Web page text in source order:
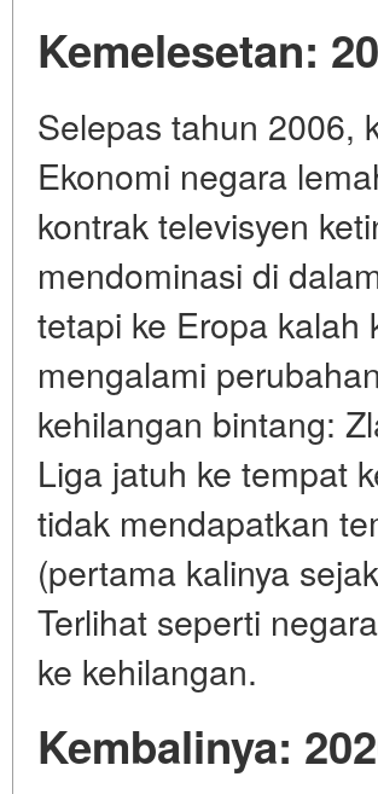
Kemelesetan:
Selepas tahun 2006,
Ekonomi negara
kontrak televisyen
mendominasi di
tetapi ke Eropa kalah
mengalami
kehilangan bintang:
Liga jatuh ke tempat
tidak mendapatkan
(pertama kalinya
Terlihat seperti
ke kehilangan.
Kembalinya: